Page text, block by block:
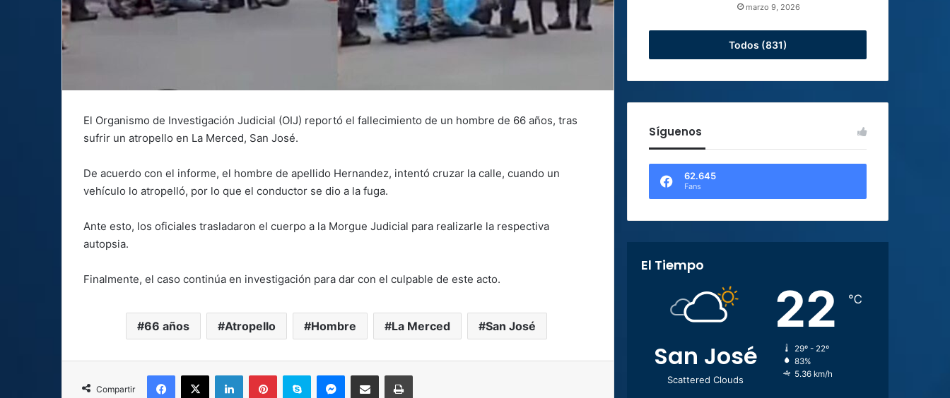
El Organismo de Investigación Judicial (OIJ) reportó el fallecimiento de un hombre de 66 años, tras
sufrir un atropello en La Merced, San José.
De acuerdo con el informe, el hombre de apellido Hernandez, intentó cruzar la calle, cuando un
vehículo lo atropelló, por lo que el conductor se dio a la fuga.
Ante esto, los oficiales trasladaron el cuerpo a la Morgue Judicial para realizarle la respectiva
autopsia.
Finalmente, el caso continúa en investigación para dar con el culpable de este acto.
66 años Atropello Hombre La Merced San José
Compartir
Facebook
X LinkedInPinterestSkype MessengerCompartir por correo electrónicoImprimir
marzo 9, 2026
Todos (831)
Síguenos
62.645
Fans
El Tiempo
San José
Scattered Clouds
22 ℃
29º - 22º
83%
5.36 km/h